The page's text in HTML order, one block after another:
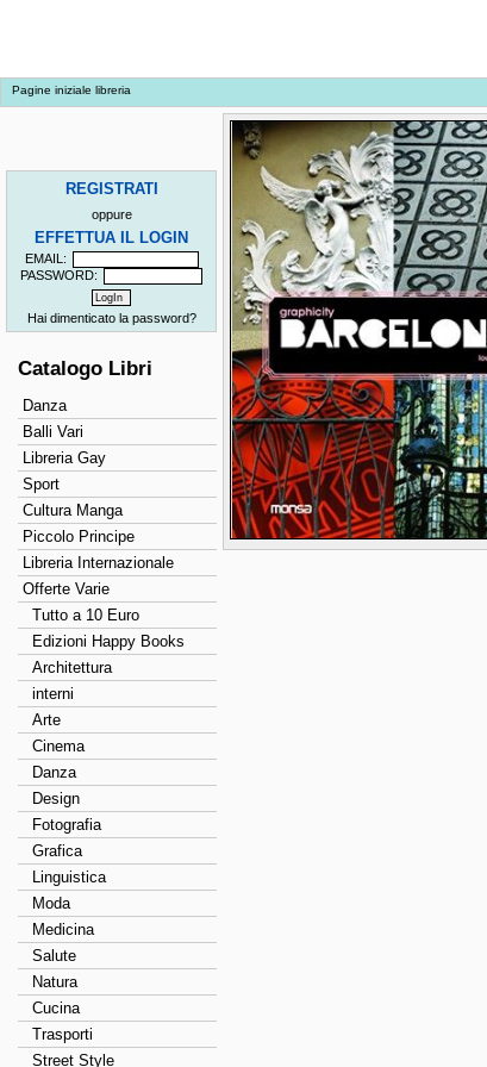
Pagine iniziale libreria
REGISTRATI
oppure
EFFETTUA IL LOGIN
EMAIL:
PASSWORD:
Hai dimenticato la password?
Catalogo Libri
Danza
Balli Vari
Libreria Gay
Sport
Cultura Manga
Piccolo Principe
Libreria Internazionale
Offerte Varie
Tutto a 10 Euro
Edizioni Happy Books
Architettura
interni
Arte
Cinema
Danza
Design
Fotografia
Grafica
Linguistica
Moda
Medicina
Salute
Natura
Cucina
Trasporti
Street Style